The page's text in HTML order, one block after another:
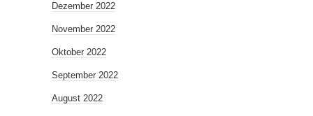
Dezember 2022
November 2022
Oktober 2022
September 2022
August 2022